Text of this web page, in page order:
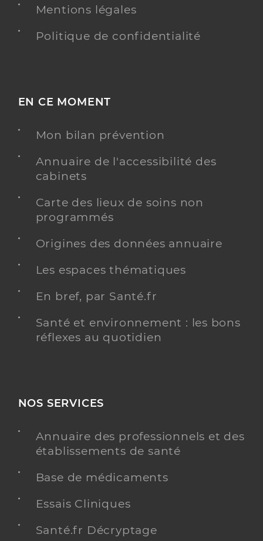
Mentions légales
Politique de confidentialité
EN CE MOMENT
Mon bilan prévention
Annuaire de l'accessibilité des
cabinets
Carte des lieux de soins non
programmés
Origines des données annuaire
Les espaces thématiques
En bref, par Santé.fr
Santé et environnement : les bons
réflexes au quotidien
NOS SERVICES
Annuaire des professionnels et des
établissements de santé
Base de médicaments
Essais Cliniques
Santé.fr Décryptage